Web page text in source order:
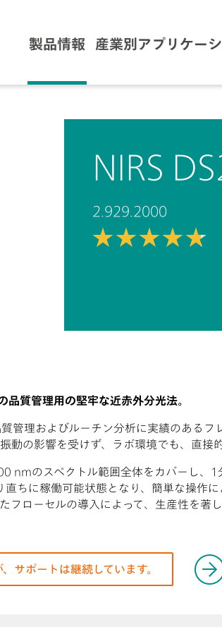
製品情報 産業別アプリケー
NIRS
2.929.2000
品質管理用の堅牢な近赤外分光法。
管理およびルーチン分析に実績のある
の影響を受けず、ラボ環境でも、直接
nmのスペクトル範囲全体をカバーし、
ちに稼働可能状態となり、簡単な操作
ローセルの導入によって、生産性を著
サポートは継続しています。